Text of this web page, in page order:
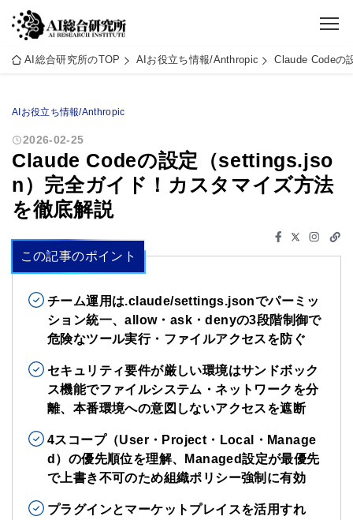
AI総合研究所のTOP AIお役立ち情報/Anthropic Claude Codeの
AIお役立ち情報/Anthropic
2026-02-25
Claude Codeの設定（settings.jso
n）完全ガイド！カスタマイズ方法
を徹底解説
この記事のポイント
チーム運用は.claude/settings.jsonでパーミッ
ション統一、allow・ask・denyの3段階制御で
危険なツール実行・ファイルアクセスを防ぐ
セキュリティ要件が厳しい環境はサンドボック
ス機能でファイルシステム・ネットワークを分
離、本番環境への意図しないアクセスを遮断
4スコープ（User・Project・Local・Manage
d）の優先順位を理解、Managed設定が最優先
で上書き不可のため組織ポリシー強制に有効
プラグインとマーケットプレイスを活用すれ